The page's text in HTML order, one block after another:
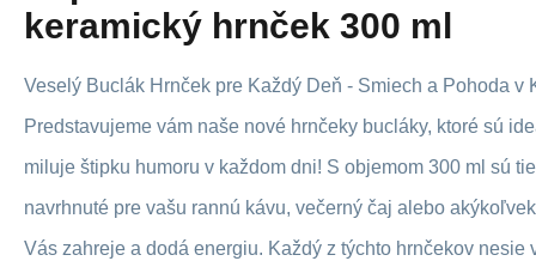
keramický hrnček 300 ml
Veselý Buclák Hrnček pre Každý Deň - Smiech a Pohoda v
Predstavujeme vám naše nové hrnčeky bucláky, ktoré sú
miluje štipku humoru v každom dni! S objemom 300 ml sú
navrhnuté pre vašu rannú kávu, večerný čaj alebo
Vás zahreje a dodá energiu. Každý z týchto hrnčekov nesie